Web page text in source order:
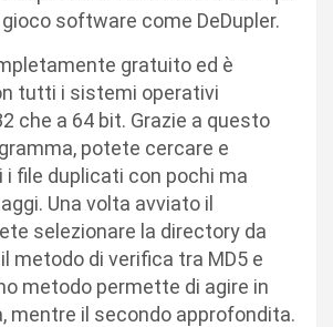
software come DeDupler.
gratuito ed è
tutti i sistemi operativi
che a 64 bit. Grazie a questo
potete cercare e
file duplicati con pochi ma
Una volta avviato il
selezionare la directory da
metodo di verifica tra MD5 e
metodo permette di agire in
mentre il secondo approfondita.